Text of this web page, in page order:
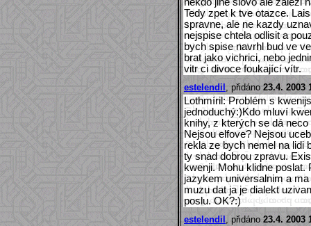
Tedy zpet k tve otazce.
spravne, ale ne kazdy
nejspise chtela odlisit a
bych spise navrhl bud ve
brat jako vichrici, nebo
vitr ci divoce foukající vítr.
estelendil , přidáno 23.4. 2003
Lothmíril: Problém s
jednoduchý:)Kdo mluví
knihy, z kterých se dá
Nejsou elfove? Nejsou
rekla ze bych nemel na lidi
ty snad dobrou zpravu.
kwenji. Mohu klidne poslat.
jazykem universalnim a
muzu dat ja je dialekt
poslu. OK?:)
estelendil , přidáno 23.4. 2003